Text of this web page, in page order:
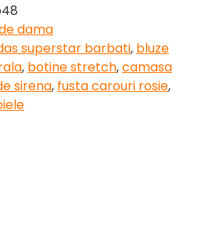
dama
superstar barbati, bluze
, botine stretch,camasa
sirena, fusta carouri rosie,